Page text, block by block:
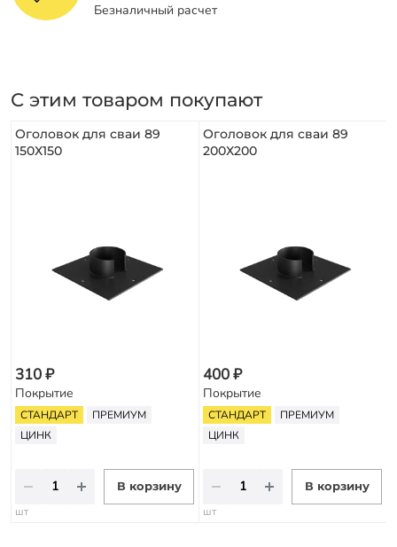
Безналичный расчет
С этим товаром покупают
Оголовок для сваи 89
150Х150
310 ₽
Покрытие
СТАНДАРТ
ПРЕМИУМ
ЦИНК
В корзину
шт
Оголовок для сваи 89
200Х200
400 ₽
Покрытие
СТАНДАРТ
ПРЕМИУМ
ЦИНК
В корзину
шт